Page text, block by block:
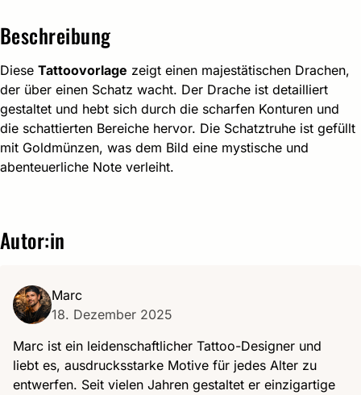
Beschreibung
Diese Tattoovorlage zeigt einen majestätischen Drachen,
der über einen Schatz wacht. Der Drache ist detailliert
gestaltet und hebt sich durch die scharfen Konturen und
die schattierten Bereiche hervor. Die Schatztruhe ist gefüllt
mit Goldmünzen, was dem Bild eine mystische und
abenteuerliche Note verleiht.
Autor:in
Marc
18. Dezember 2025
Marc ist ein leidenschaftlicher Tattoo-Designer und
liebt es, ausdrucksstarke Motive für jedes Alter zu
entwerfen. Seit vielen Jahren gestaltet er einzigartige